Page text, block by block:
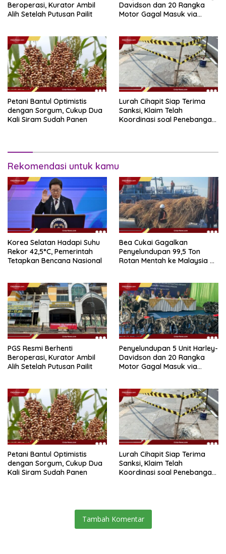
Beroperasi, Kurator Ambil
Alih Setelah Putusan Pailit
Davidson dan 20 Rangka
Motor Gagal Masuk via
Petani Bantul Optimistis
dengan Sorgum, Cukup Dua
Kali Siram Sudah Panen
Lurah Cihapit Siap Terima
Sanksi, Klaim Telah
Koordinasi soal Penebangan
Rekomendasi untuk kamu
Korea Selatan Hadapi Suhu
Rekor 42,5°C, Pemerintah
Tetapkan Bencana Nasional
Bea Cukai Gagalkan
Penyelundupan 99,5 Ton
Rotan Mentah ke Malaysia di
PGS Resmi Berhenti
Beroperasi, Kurator Ambil
Alih Setelah Putusan Pailit
Penyelundupan 5 Unit Harley-
Davidson dan 20 Rangka
Motor Gagal Masuk via
Petani Bantul Optimistis
dengan Sorgum, Cukup Dua
Kali Siram Sudah Panen
Lurah Cihapit Siap Terima
Sanksi, Klaim Telah
Koordinasi soal Penebangan
Tambah Komentar